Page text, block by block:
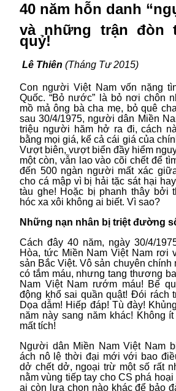
40 năm hỗn danh
và những trận đòn
quỷ!
Lê Thiên (Tháng Tư 2015)
Con người Việt Nam vốn nặng
Quốc. “Bỏ nước” là bỏ nơi chôn
mồ mả ông bà cha mẹ, bỏ quê
sau 30/4/1975, người dân Miền
triệu người hăm hở ra đi, cách
bằng mọi giá, kể cả cái giá của
Vượt biên, vượt biển đầy hiểm
một còn, vẫn lao vào cõi chết để
đến 500 ngàn người mất xác
cho cá mập vì bị hải tặc sát hại
tàu ghe! Hoặc bị phanh thây bởi
hóc xa xôi không ai biết. Vì sao?
Những nạn nhân bị triệt đường
Cách đây 40 năm, ngày 30/4/
Hòa, tức Miền Nam Việt Nam rơi
sản Bắc Việt. Vô sản chuyên chính
có tắm máu, nhưng tang thương
Nam Việt Nam rướm máu! Bế
động khổ sai quần quật! Đói rách
Dọa dẫm! Hiếp đáp! Tù đày!
năm này sang năm khác! Không
mất tích!
Người dân Miền Nam Việt Nam
ách nô lệ thời đại mới với bao
dở chết dở, ngoại trừ một số rất
nằm vùng tiếp tay cho CS phá
ai còn lựa chọn nào khác để bảo